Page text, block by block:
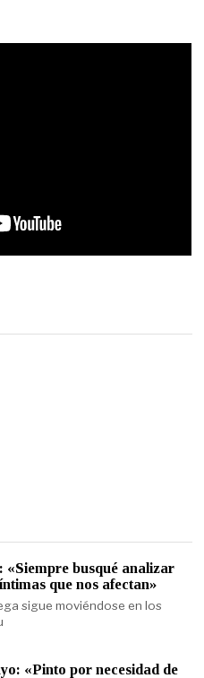
«Siempre busqué analizar
que nos afectan»
sigue moviéndose en los
«Pinto por necesidad de